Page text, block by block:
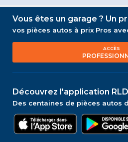
Vous êtes un garage ? Un
vos pièces autos à prix Pros
ACCÈS
Découvrez l'application
Des centaines de pièces autos